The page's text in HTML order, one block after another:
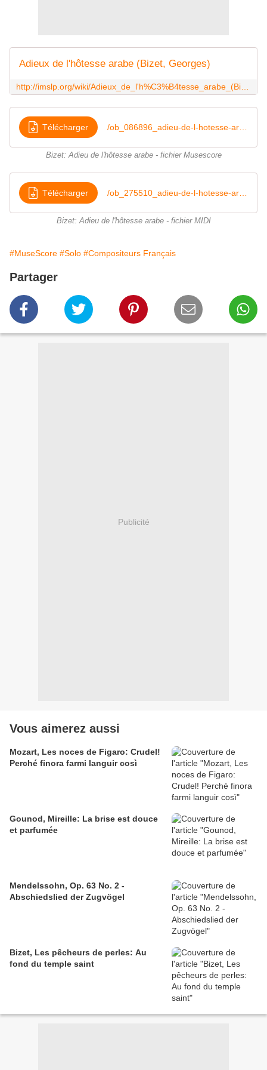
Adieux de l'hôtesse arabe (Bizet, Georges)
Télécharger
Bizet: Adieu de l'hôtesse arabe - fichier Musescore
Télécharger
Bizet: Adieu de l'hôtesse arabe - fichier MIDI
#MuseScore #Solo #Compositeurs Français
Partager
Publicité
Vous aimerez aussi
Mozart, Les noces de Figaro: Crudel!
Perché finora farmi languir così
Gounod, Mireille: La brise est douce
et parfumée
Mendelssohn, Op. 63 No. 2 -
Abschiedslied der Zugvögel
Bizet, Les pêcheurs de perles: Au
fond du temple saint